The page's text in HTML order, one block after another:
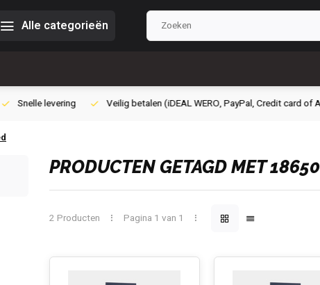
Alle categorieën
Snelle levering Veilig betalen (iDEAL WERO, PayPal, Credit card of
PRODUCTEN GETAGD MET
2 Producten Pagina 1 van 1